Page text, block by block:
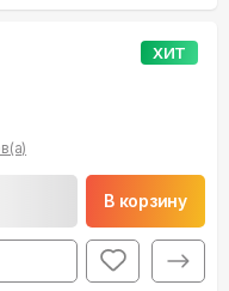
ХИТ
В корзину